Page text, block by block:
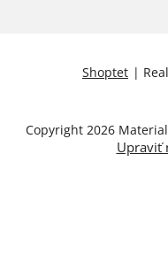
Shoptet |
Copyright 2026
Upraviť